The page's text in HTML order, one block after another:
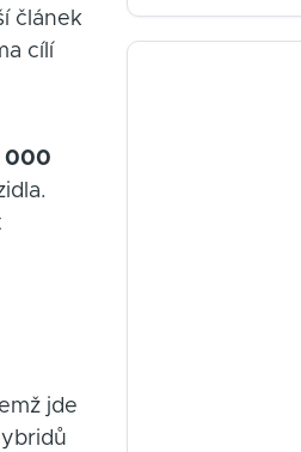
článek
cílí
000
jde